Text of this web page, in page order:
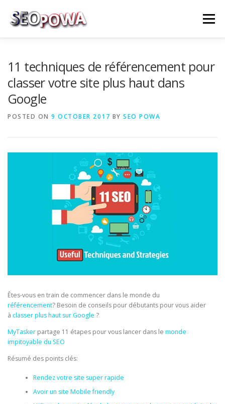
Menu
MES SERVICES
11 techniques de référencement pour
classer votre site plus haut dans
Google
POSTED ON 9 OCTOBER 2017 BY SEO POWA
Êtes-vous en train de commencer dans le monde du
référencement? Besoin de conseils pour débutants pour vous aider
à classer plus haut sur Google ?
MyTasker partage 11 étapes pour vous lancer dans le monde
impitoyable du SEO
Résumé des points clés:
Rendez votre site super rapide
Avoir un site Mobile friendly